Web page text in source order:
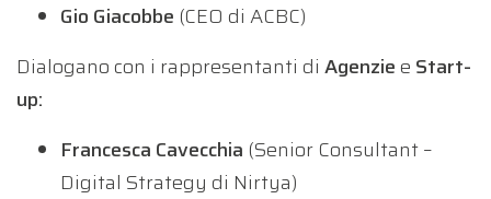
Gio Giacobbe (CEO di ACBC)
Dialogano con i rappresentanti di Agenzie e Start-
up:
Francesca Cavecchia (Senior Consultant –
Digital Strategy di Nirtya)